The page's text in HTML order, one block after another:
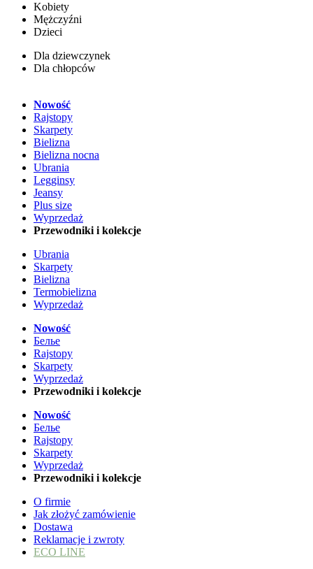
Kobiety
Mężczyźni
Dzieci
Dla dziewczynek
Dla chłopców
Nowość
Rajstopy
Skarpety
Bielizna
Bielizna nocna
Ubrania
Legginsy
Jeansy
Plus size
Wyprzedaż
Przewodniki i kolekcje
Ubrania
Skarpety
Bielizna
Termobielizna
Wyprzedaż
Nowość
Белье
Rajstopy
Skarpety
Wyprzedaż
Przewodniki i kolekcje
Nowość
Белье
Rajstopy
Skarpety
Wyprzedaż
Przewodniki i kolekcje
O firmie
Jak złożyć zamówienie
Dostawa
Reklamacje i zwroty
ECO LINE